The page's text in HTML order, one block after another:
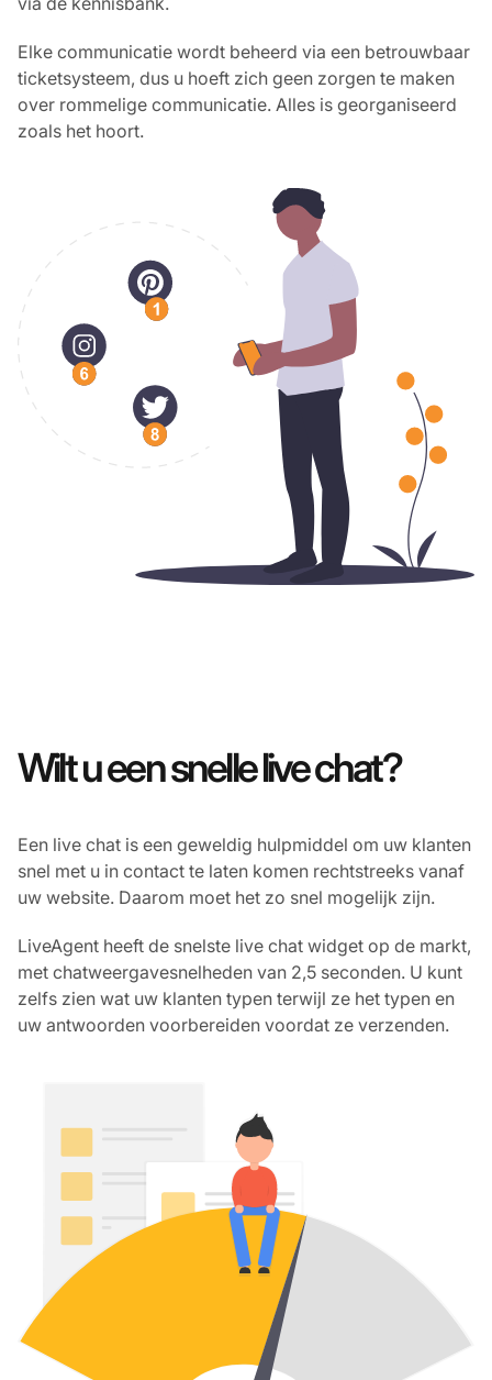
Elke communicatie wordt beheerd via een betrouwbaar
ticketsysteem, dus u hoeft zich geen zorgen te maken
over rommelige communicatie. Alles is georganiseerd
zoals het hoort.
Wilt u een snelle live chat?
Een live chat is een geweldig hulpmiddel om uw klanten
snel met u in contact te laten komen rechtstreeks vanaf
uw website. Daarom moet het zo snel mogelijk zijn.
LiveAgent heeft de snelste live chat widget op de markt,
met chatweergavesnelheden van 2,5 seconden. U kunt
zelfs zien wat uw klanten typen terwijl ze het typen en
uw antwoorden voorbereiden voordat ze verzenden.